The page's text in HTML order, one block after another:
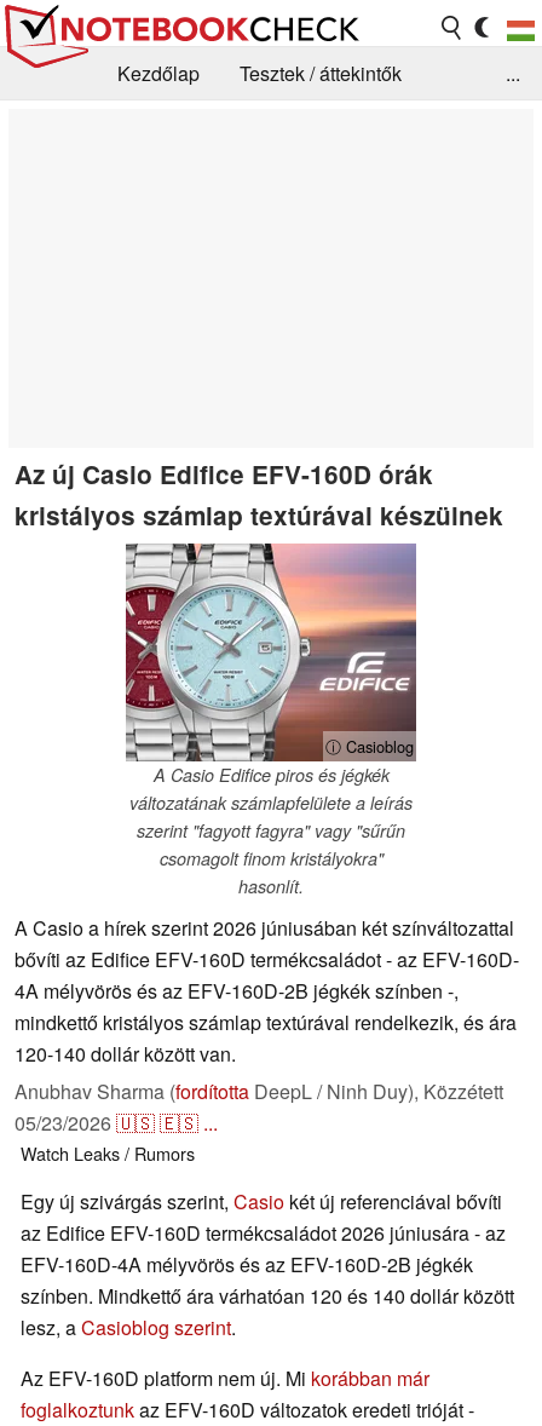
Kezdőlap
Tesztek / áttekintők
...
Az új Casio Edifice EFV-160D órák
kristályos számlap textúrával készülnek
ⓘ Casioblog
A Casio Edifice piros és jégkék
változatának számlapfelülete a leírás
szerint "fagyott fagyra" vagy "sűrűn
csomagolt finom kristályokra"
hasonlít.
A Casio a hírek szerint 2026 júniusában két színváltozattal
bővíti az Edifice EFV-160D termékcsaládot - az EFV-160D-
4A mélyvörös és az EFV-160D-2B jégkék színben -,
mindkettő kristályos számlap textúrával rendelkezik, és ára
120-140 dollár között van.
Anubhav Sharma (fordította DeepL / Ninh Duy), Közzétett
05/23/2026🇺🇸🇪🇸 ...
Watch Leaks / Rumors
Egy új szivárgás szerint, Casio két új referenciával bővíti
az Edifice EFV-160D termékcsaládot 2026 júniusára - az
EFV-160D-4A mélyvörös és az EFV-160D-2B jégkék
színben. Mindkettő ára várhatóan 120 és 140 dollár között
lesz, aCasioblog szerint.
Az EFV-160D platform nem új. Mi korábban már
foglalkoztunkaz EFV-160D változatok eredeti trióját -